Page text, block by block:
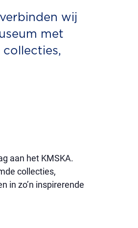
wij
met
aan het KMSKA.
collecties,
in zo’n inspirerende